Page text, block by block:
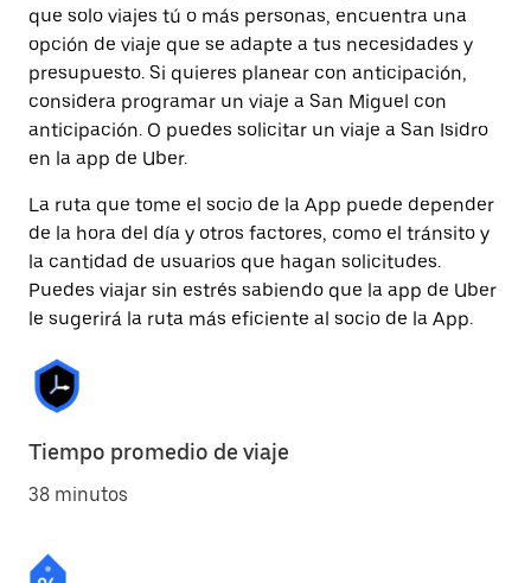
que solo viajes tú o más personas, encuentra una
opción de viaje que se adapte a tus necesidades y
presupuesto. Si quieres planear con anticipación,
considera programar un viaje a San Miguel con
anticipación. O puedes solicitar un viaje a San Isidro
en la app de Uber.
La ruta que tome el socio de la App puede depender
de la hora del día y otros factores, como el tránsito y
la cantidad de usuarios que hagan solicitudes.
Puedes viajar sin estrés sabiendo que la app de Uber
le sugerirá la ruta más eficiente al socio de la App.
Tiempo promedio de viaje
38 minutos